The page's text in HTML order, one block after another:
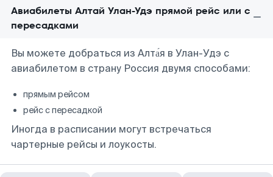
Авиабилеты Алтай Улан-Удэ прямой рейс или с
пересадками
Вы можете добраться из Алта́я в Улан-Удэ с
авиабилетом в страну Россия двумя способами:
прямым рейсом
рейс с пересадкой
Иногда в расписании могут встречаться
чартерные рейсы и лоукосты.